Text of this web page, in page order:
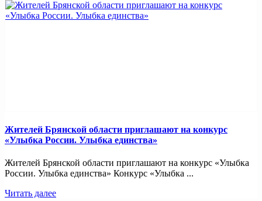
Жителей Брянской области приглашают на конкурс
«Улыбка России. Улыбка единства»
Жителей Брянской области приглашают на конкурс «Улыбка
России. Улыбка единства» Конкурс «Улыбка ...
Читать далее